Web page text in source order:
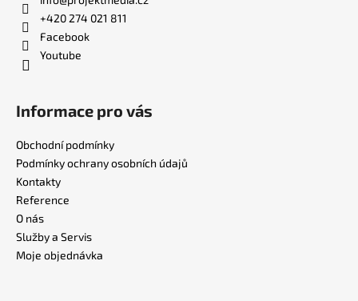
+420 274 021 811
Facebook
Youtube
Informace pro vás
Obchodní podmínky
Podmínky ochrany osobních údajů
Kontakty
Reference
O nás
Služby a Servis
Moje objednávka